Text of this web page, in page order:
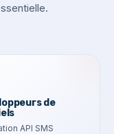
de
API SMS